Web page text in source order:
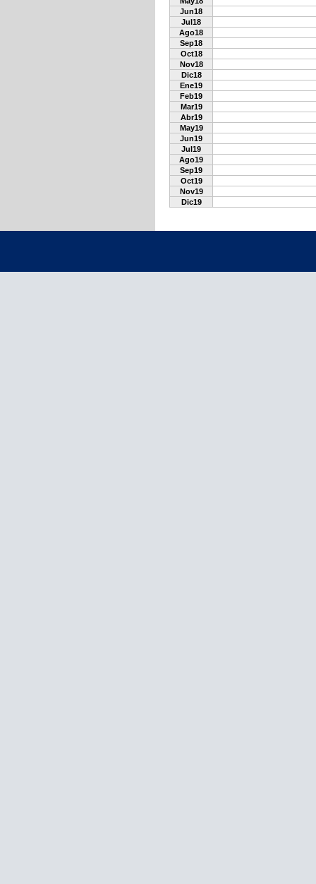
Jun18
Jul18
Ago18
Sep18
Oct18
Nov18
Dic18
Ene19
Feb19
Mar19
Abr19
May19
Jun19
Jul19
Ago19
Sep19
Oct19
Nov19
Dic19